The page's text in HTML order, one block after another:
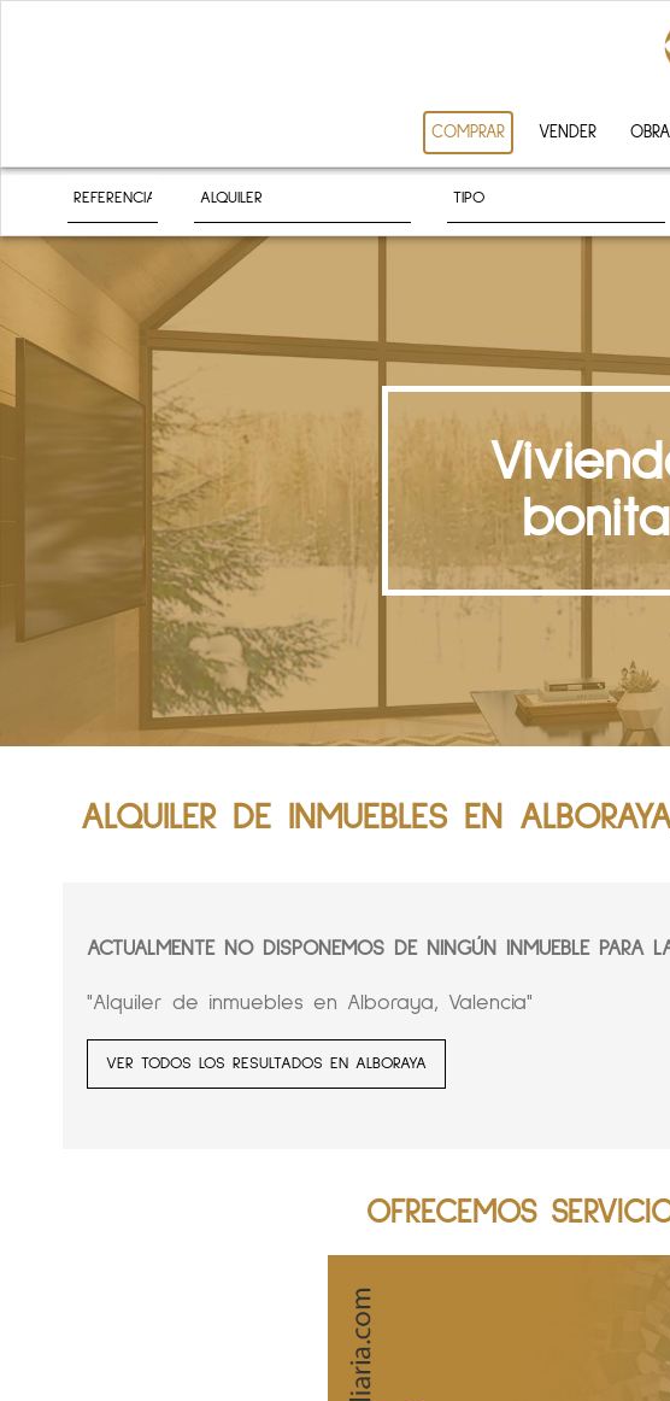
COMPRAR VENDER
ALQUILER DE INMUEBLES EN
ACTUALMENTE NO DISPONEMOS DE NINGÚN INMUEBLE PARA
"Alquiler de inmuebles en Alboraya, Valencia"
VER TODOS LOS RESULTADOS EN ALBORAYA
OFRECEMOS